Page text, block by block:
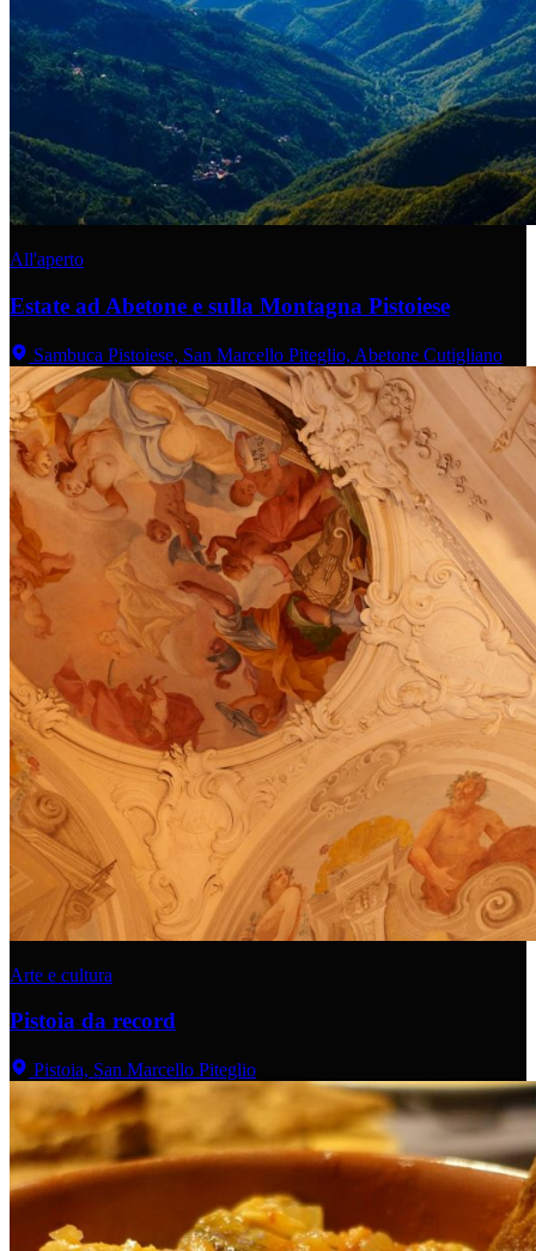
All'aperto
Estate ad Abetone e sulla Montagna Pistoiese
Sambuca Pistoiese, San Marcello Piteglio, Abetone Cutigliano
Arte e cultura
Pistoia da record
Pistoia, San Marcello Piteglio